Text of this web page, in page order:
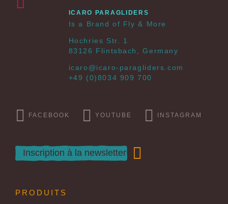
ICARO PARAGLIDERS
Is a Brand of Fly & More
Hochries Str. 1
83126 Flintsbach, Germany
icaro@icaro-paragliders.com
+49 (0)8034 909 700
FACEBOOK YOUTUBE INSTAGRAM
PRODUITS